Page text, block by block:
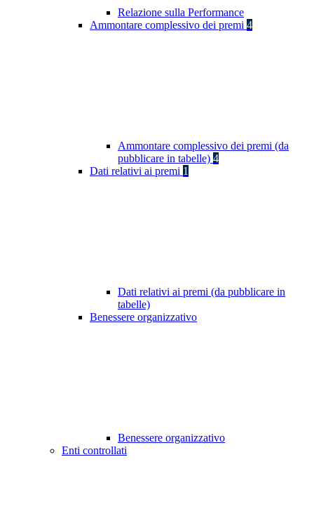
Relazione sulla Performance
Ammontare complessivo dei premi 4
Ammontare complessivo dei premi (da
pubblicare in tabelle) 4
Dati relativi ai premi 1
Dati relativi ai premi (da pubblicare in
tabelle)
Benessere organizzativo
Benessere organizzativo
Enti controllati